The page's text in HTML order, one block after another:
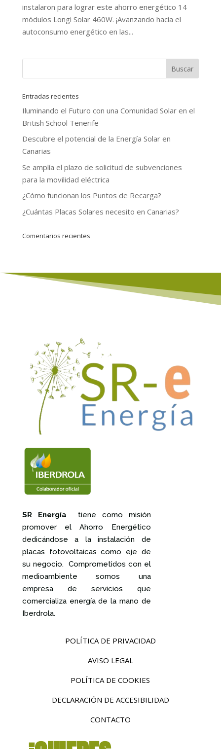
instalaron para lograr este ahorro energético 14
módulos Longi Solar 460W. ¡Avanzando hacia el
autoconsumo energético en las...
Entradas recientes
Iluminando el Futuro con una Comunidad Solar en el
British School Tenerife
Descubre el potencial de la Energía Solar en
Canarias
Se amplía el plazo de solicitud de subvenciones
para la movilidad eléctrica
¿Cómo funcionan los Puntos de Recarga?
¿Cuántas Placas Solares necesito en Canarias?
Comentarios recientes
SR Energía
tiene como misión
promover el Ahorro Energético
dedicándose a la instalación de
placas fotovoltaicas como eje de
su negocio. Comprometidos con el
medioambiente somos una
empresa de servicios que
comercializa energía de la mano de
Iberdrola.
POLÍTICA DE PRIVACIDAD
AVISO LEGAL
POLÍTICA DE COOKIES
DECLARACIÓN DE ACCESIBILIDAD
CONTACTO